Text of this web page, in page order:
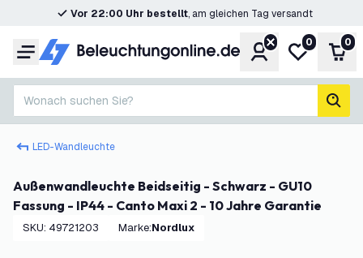
Vor 22:00 Uhr bestellt, am gleichen Tag versandt
Menü KontoMeine
0 0
Wonach suchen Sie?
LED-Wandleuchte
Außenwandleuchte Beidseitig - Schwarz - GU10
Fassung - IP44 - Canto Maxi 2 - 10 Jahre Garantie
SKU: 49721203 Marke: Nordlux